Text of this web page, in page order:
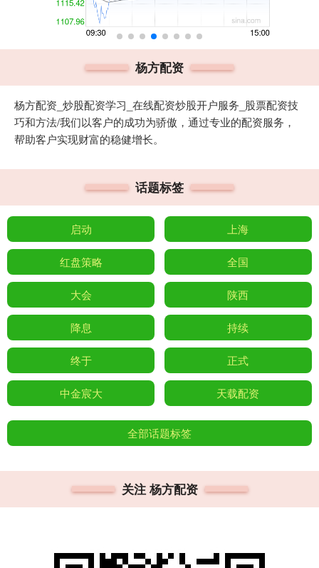
杨方配资
杨方配资_炒股配资学习_在线配资炒股开户服务_股票配资技
巧和方法/我们以客户的成功为骄傲，通过专业的配资服务，
帮助客户实现财富的稳健增长。
话题标签
启动 上海
红盘策略 全国
大会 陕西
降息 持续
终于 正式
中金宸大 天载配资
全部话题标签
关注 杨方配资